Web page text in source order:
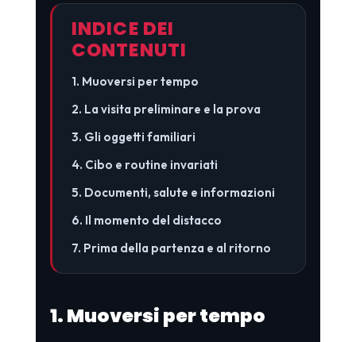
INDICE DEI
CONTENUTI
1. Muoversi per tempo
2. La visita preliminare e la prova
3. Gli oggetti familiari
4. Cibo e routine invariati
5. Documenti, salute e informazioni
6. Il momento del distacco
7. Prima della partenza e al ritorno
1. Muoversi per tempo